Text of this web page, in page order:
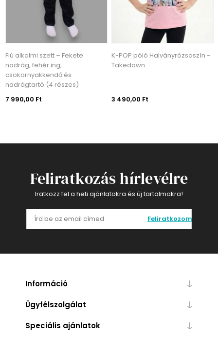
Fiú alkalmi szett – Fekete
nadrág, fehér ing,
csokornyakkendő és
nadrágtartó (4 részes)
7 990,00 Ft
K-POP póló Halványrózsaszín -
Takedown
3 490,00 Ft
Feliratkozás hírlevélre
Iratkozz fel a heti ajánlatokra és új tartalmakra!
Feliratkozom
Információ
Ügyfélszolgálat
Speciális ajánlatok